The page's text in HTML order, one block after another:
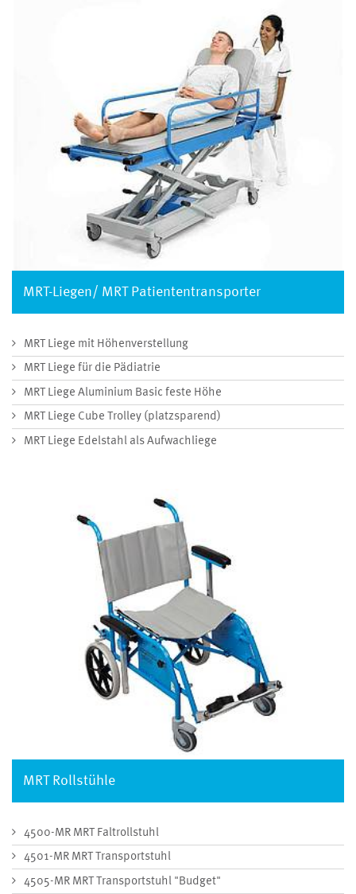
MRT-Liegen/ MRT Patiententransporter
MRT Liege mit Höhenverstellung
MRT Liege für die Pädiatrie
MRT Liege Aluminium Basic feste Höhe
MRT Liege Cube Trolley (platzsparend)
MRT Liege Edelstahl als Aufwachliege
MRT Rollstühle
4500-MR MRT Faltrollstuhl
4501-MR MRT Transportstuhl
4505-MR MRT Transportstuhl "Budget"